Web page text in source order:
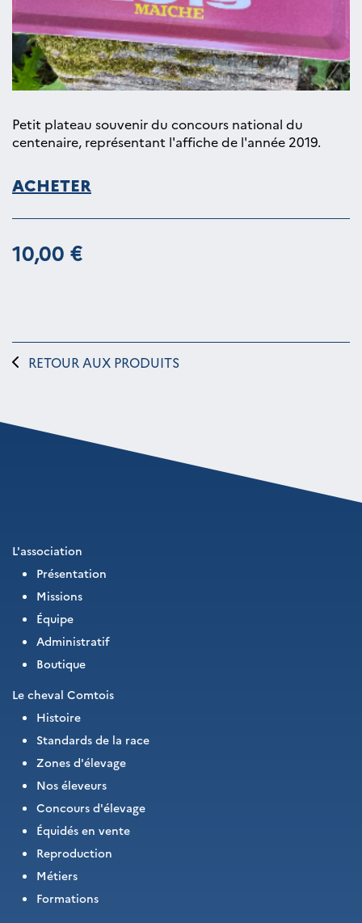
Petit plateau souvenir du concours national du
centenaire, représentant l'affiche de l'année 2019.
ACHETER
10,00 €
RETOUR AUX PRODUITS
L'association
Présentation
Missions
Équipe
Administratif
Boutique
Le cheval Comtois
Histoire
Standards de la race
Zones d'élevage
Nos éleveurs
Concours d'élevage
Équidés en vente
Reproduction
Métiers
Formations